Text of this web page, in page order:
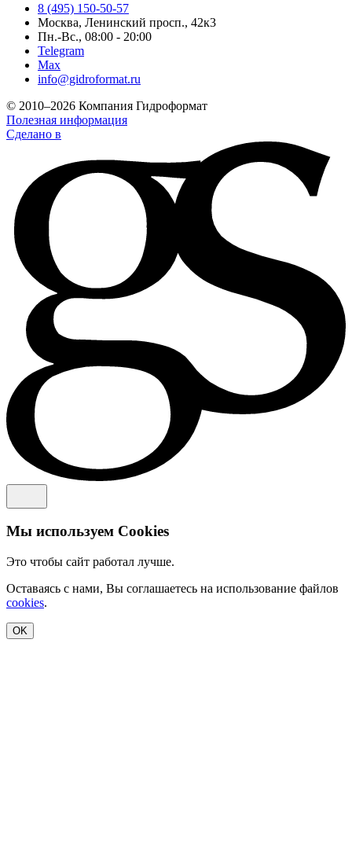
8 (495) 150-50-57
Москва, Ленинский просп., 42к3
Пн.-Вс., 08:00 - 20:00
Telegram
Max
info@gidroformat.ru
© 2010–2026 Компания Гидроформат
Полезная информация
Сделано в
Мы используем Cookies
Это чтобы сайт работал лучше.
Оставаясь с нами, Вы соглашаетесь на использование файлов
cookies.
OK